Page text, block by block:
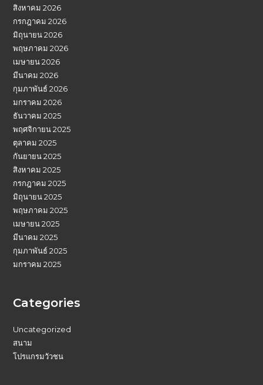
สิงหาคม 2026
กรกฎาคม 2026
มิถุนายน 2026
พฤษภาคม 2026
เมษายน 2026
มีนาคม 2026
กุมภาพันธ์ 2026
มกราคม 2026
ธันวาคม 2025
พฤศจิกายน 2025
ตุลาคม 2025
กันยายน 2025
สิงหาคม 2025
กรกฎาคม 2025
มิถุนายน 2025
พฤษภาคม 2025
เมษายน 2025
มีนาคม 2025
กุมภาพันธ์ 2025
มกราคม 2025
Categories
Uncategorized
สนาม
โปรแกรมวัวชน